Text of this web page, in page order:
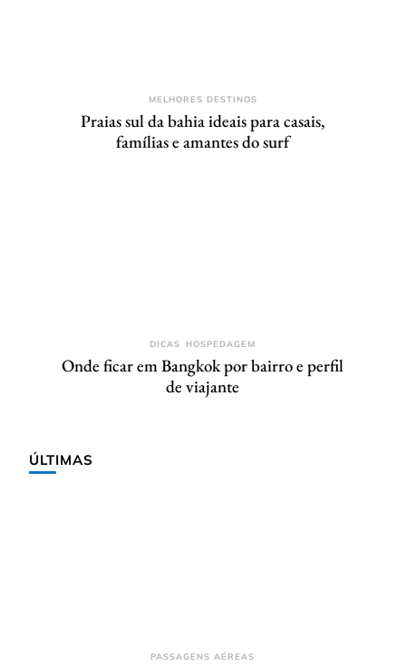
MELHORES DESTINOS
Praias sul da bahia ideais para casais,
famílias e amantes do surf
DICAS HOSPEDAGEM
Onde ficar em Bangkok por bairro e perfil
de viajante
ÚLTIMAS
PASSAGENS AÉREAS